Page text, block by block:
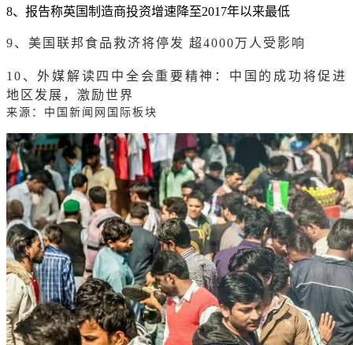
8、报告称英国制造商投资增速降至2017年以来最低
9、美国联邦食品救济将停发 超4000万人受影响
10、外媒解读四中全会重要精神：中国的成功将促进
地区发展，激励世界
来源：中国新闻网国际板块